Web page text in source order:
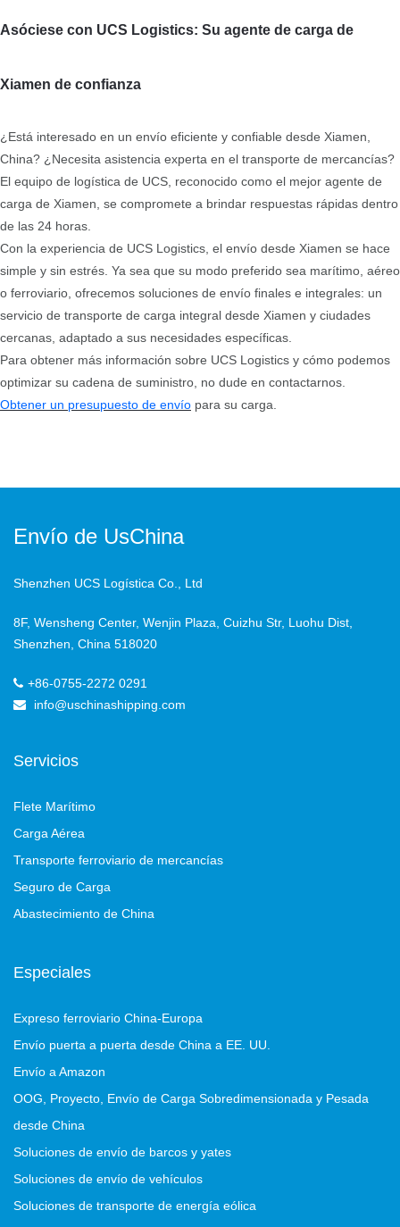
Asóciese con UCS Logistics: Su agente de carga de
Xiamen de confianza
¿Está interesado en un envío eficiente y confiable desde Xiamen,
China? ¿Necesita asistencia experta en el transporte de mercancías?
El equipo de logística de UCS, reconocido como el mejor agente de
carga de Xiamen, se compromete a brindar respuestas rápidas dentro
de las 24 horas.
Con la experiencia de UCS Logistics, el envío desde Xiamen se hace
simple y sin estrés. Ya sea que su modo preferido sea marítimo, aéreo
o ferroviario, ofrecemos soluciones de envío finales e integrales: un
servicio de transporte de carga integral desde Xiamen y ciudades
cercanas, adaptado a sus necesidades específicas.
Para obtener más información sobre UCS Logistics y cómo podemos
optimizar su cadena de suministro, no dude en contactarnos.
Obtener un presupuesto de envío para su carga.
Envío de UsChina
Shenzhen UCS Logística Co., Ltd
8F, Wensheng Center, Wenjin Plaza, Cuizhu Str, Luohu Dist,
Shenzhen, China 518020
+86-0755-2272 0291
info@uschinashipping.com
Servicios
Flete Marítimo
Carga Aérea
Transporte ferroviario de mercancías
Seguro de Carga
Abastecimiento de China
Especiales
Expreso ferroviario China-Europa
Envío puerta a puerta desde China a EE. UU.
Envío a Amazon
OOG, Proyecto, Envío de Carga Sobredimensionada y Pesada
desde China
Soluciones de envío de barcos y yates
Soluciones de envío de vehículos
Soluciones de transporte de energía eólica